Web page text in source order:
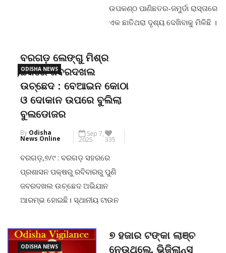
CONTINUE READING
ଉପକଣ୍ଠ ପାଣିଛତର-ଜମୁର୍ଡା ରାସ୍ତାରେ
ଏକ ଛାତିଥରା ଦୃଶ୍ୟ ଦେଖିବାକୁ ମିଳିଛି ।
। ମୃତ ଯୁବକ ଜଣଙ୍କ ଜମୁର୍ଡା
ବୋଲି ଜଣାପଡ଼ିଛି ।ସୂଚନା ଅନୁସାରେ,
ଆଜି ସକାଳୁ ସକାଳୁ କିଛି ଲୋକ ଜମୁର୍ଡା
ରକ୍ତାକ୍ତ ମୃତଦେହ ପଡିଥିବାର
ODISHA NEWS
ବରଗଡ଼ ଲେଙ୍ଗୁ ମିଶ୍ର
ଛକରେ ଜବରଦଖଲ
ଉଚ୍ଛେଦ : ବେଆଇନ କୋଠା
ଓ ଦୋକାନ ଉପରେ ବୁଲିଲା
ବୁଲଡୋଜର
By Odisha
News Online
Sep 7,
2025 335
ବରଗଡ଼,୭/୯ : ବରଗଡ଼ ସହରରେ
ପ୍ରଶାସନ ପକ୍ଷରୁ ରବିବାରରୁ ପୁଣି
ଜବରଦଖଲ ଉଚ୍ଛେଦ ଅଭିଯାନ
ଆରମ୍ଭ ହୋଇଛି। ସ୍ଥାନୀୟ ଟାଉନ
ଅଭିଯାନ ଚାଲିଛି। ଉଚ୍ଛେଦରେ ଅନେକ
ଦୋକାନ ଘର ଧୂଳିସାତ୍ ହୋଇଛି। ତେବେ
ODISHA NEWS
୭ ହଜାର ଟଙ୍କା ଲାଞ୍ଚ
ନେଉଥିଲେ, ଭିଜିଲାନ୍ସ